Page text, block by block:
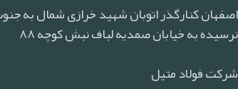
اصفهان کنارگذر اتوبان شهید خرازی شمال به
نرسیده به خیابان صمدیه لباف نبش کوچه ۸۸
شرکت فولاد متیل